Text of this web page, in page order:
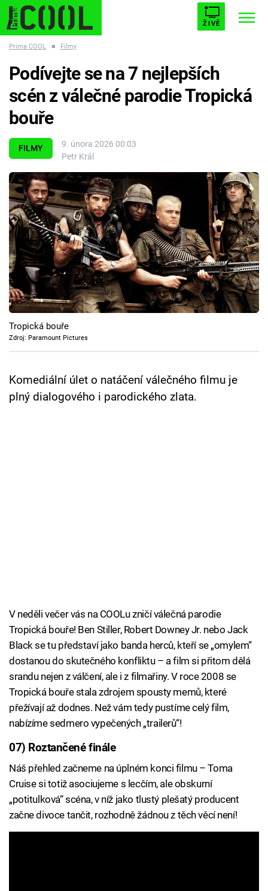
ŽIVĚ
ESCAPE PLNEJ KOTEL AVENGERS 5
Témata
Filmy
Seriály
Hry
Cool Esport
Pořady
TV Program
Přihlášení
Prima COOL ■ Filmy
FILMY
9. února 2026 00:03
Petr Král
Podívejte se na 7 nejlepších
scén z válečné parodie Tropická
bouře
Tropická bouře
Zdroj: Paramount Pictures
Komediální úlet o natáčení válečného filmu je
plný dialogového i parodického zlata.
V neděli večer vás na COOLu zničí válečná parodie
Tropická bouře! Ben Stiller, Robert Downey Jr. nebo Jack
Black se tu představí jako banda herců, kteří se „omylem“
dostanou do skutečného konfliktu – a film si přitom dělá
srandu nejen z válčení, ale i z filmařiny. V roce 2008 se
Tropická bouře stala zdrojem spousty memů, které
přežívají až dodnes. Než vám tedy pustíme celý film,
nabízíme sedmero vypečených „trailerů“!
07) Roztančené finále
Náš přehled začneme na úplném konci filmu – Toma
Cruise si totiž asociujeme s lecčím, ale obskurní
„potitulková“ scéna, v níž jako tlustý plešatý producent
začne divoce tančit, rozhodně žádnou z těch věcí není!